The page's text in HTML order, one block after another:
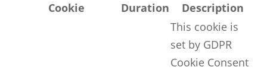
Cookie
Duration Description
This cookie is
set by GDPR
Cookie Consent